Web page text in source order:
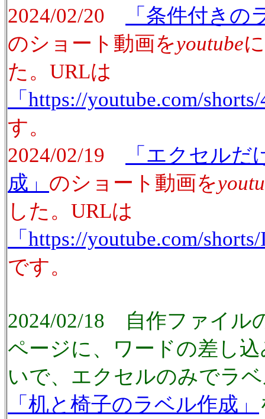
2024/02/20
「条件付き
のショート動画をyoutube
た。URLは
「https://youtube.com/
す。
2024/02/19
「エクセル
成」 のショート動画を
した。URLは
「https://youtube.com/
です。
2024/02/18 自作ファイル
ページに、ワードの差し
いで、エクセルのみでラ
「机と椅子のラベル作成」